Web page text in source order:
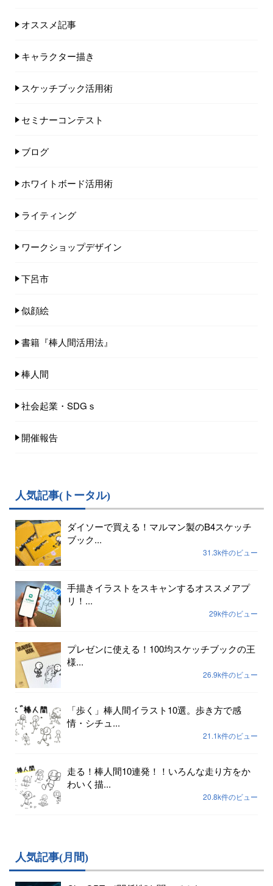
オススメ記事
キャラクター描き
スケッチブック活用術
セミナーコンテスト
ブログ
ホワイトボード活用術
ライティング
ワークショップデザイン
下呂市
似顔絵
書籍『棒人間活用法』
棒人間
社会起業・SDGｓ
開催報告
人気記事(トータル)
ダイソーで買える！マルマン製のB4スケッチ
ブック...
31.3k件のビュー
手描きイラストをスキャンするオススメアプ
リ！...
29k件のビュー
プレゼンに使える！100均スケッチブックの王
様...
26.9k件のビュー
「歩く」棒人間イラスト10選。歩き方で感
情・シチュ...
21.1k件のビュー
走る！棒人間10連発！！いろんな走り方をか
わいく描...
20.8k件のビュー
人気記事(月間)